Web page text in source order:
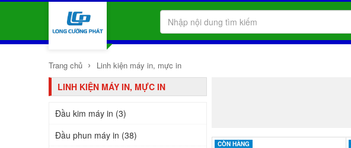
Trang chủ › Linh kiện máy in, mực in
CÒN HÀNG
LINH KIỆN MÁY IN, MỰC IN
Đầu kim máy in (3)
Đầu phun máy in (38)